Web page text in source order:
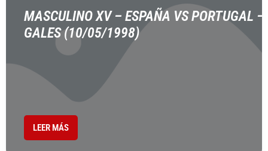
MASCULINO XV – ESPAÑA VS PORTUGAL –
GALES (10/05/1998)
LEER MÁS